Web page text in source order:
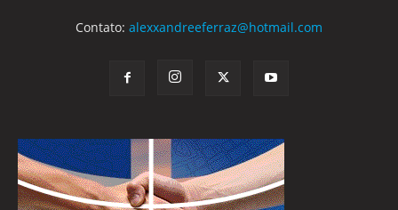
Contato: alexxandreeferraz@hotmail.com